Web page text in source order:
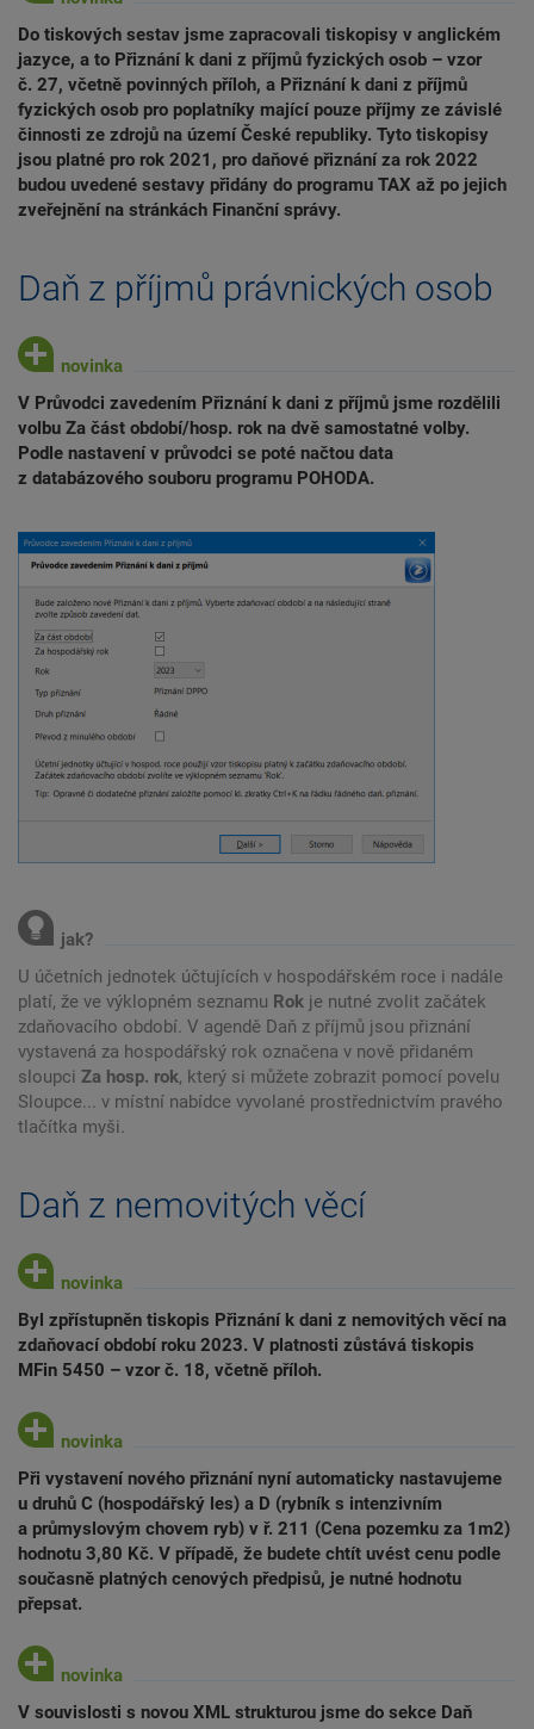
Do tiskových sestav jsme zapracovali tiskopisy v anglickém
jazyce, a to Přiznání k dani z příjmů fyzických osob – vzor
č. 27, včetně povinných příloh, a Přiznání k dani z příjmů
fyzických osob pro poplatníky mající pouze příjmy ze závislé
činnosti ze zdrojů na území České republiky. Tyto tiskopisy
jsou platné pro rok 2021, pro daňové přiznání za rok 2022
budou uvedené sestavy přidány do programu TAX až po jejich
zveřejnění na stránkách Finanční správy.
Daň z příjmů právnických osob
V Průvodci zavedením Přiznání k dani z příjmů jsme rozdělili
volbu Za část období/hosp. rok na dvě samostatné volby.
Podle nastavení v průvodci se poté načtou data
z databázového souboru programu POHODA.
U účetních jednotek účtujících v hospodářském roce i nadále
platí, že ve výklopném seznamu Rok je nutné zvolit začátek
zdaňovacího období. V agendě Daň z příjmů jsou přiznání
vystavená za hospodářský rok označena v nově přidaném
sloupci Za hosp. rok, který si můžete zobrazit pomocí povelu
Sloupce... v místní nabídce vyvolané prostřednictvím pravého
tlačítka myši.
Daň z nemovitých věcí
Byl zpřístupněn tiskopis Přiznání k dani z nemovitých věcí na
zdaňovací období roku 2023. V platnosti zůstává tiskopis
MFin 5450 – vzor č. 18, včetně příloh.
Při vystavení nového přiznání nyní automaticky nastavujeme
u druhů C (hospodářský les) a D (rybník s intenzivním
a průmyslovým chovem ryb) v ř. 211 (Cena pozemku za 1m2)
hodnotu 3,80 Kč. V případě, že budete chtít uvést cenu podle
současně platných cenových předpisů, je nutné hodnotu
přepsat.
V souvislosti s novou XML strukturou jsme do sekce Daň